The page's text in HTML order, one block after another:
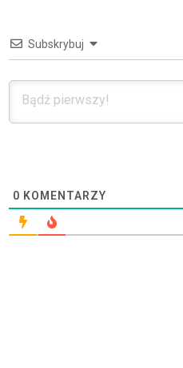
Subskrybuj
0 KOMENTARZY